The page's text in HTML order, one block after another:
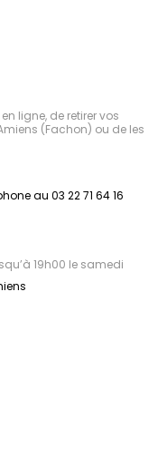
ligne, de retirer vos
(Fachon) ou de les
au 03 22 71 64 16
19h00 le samedi